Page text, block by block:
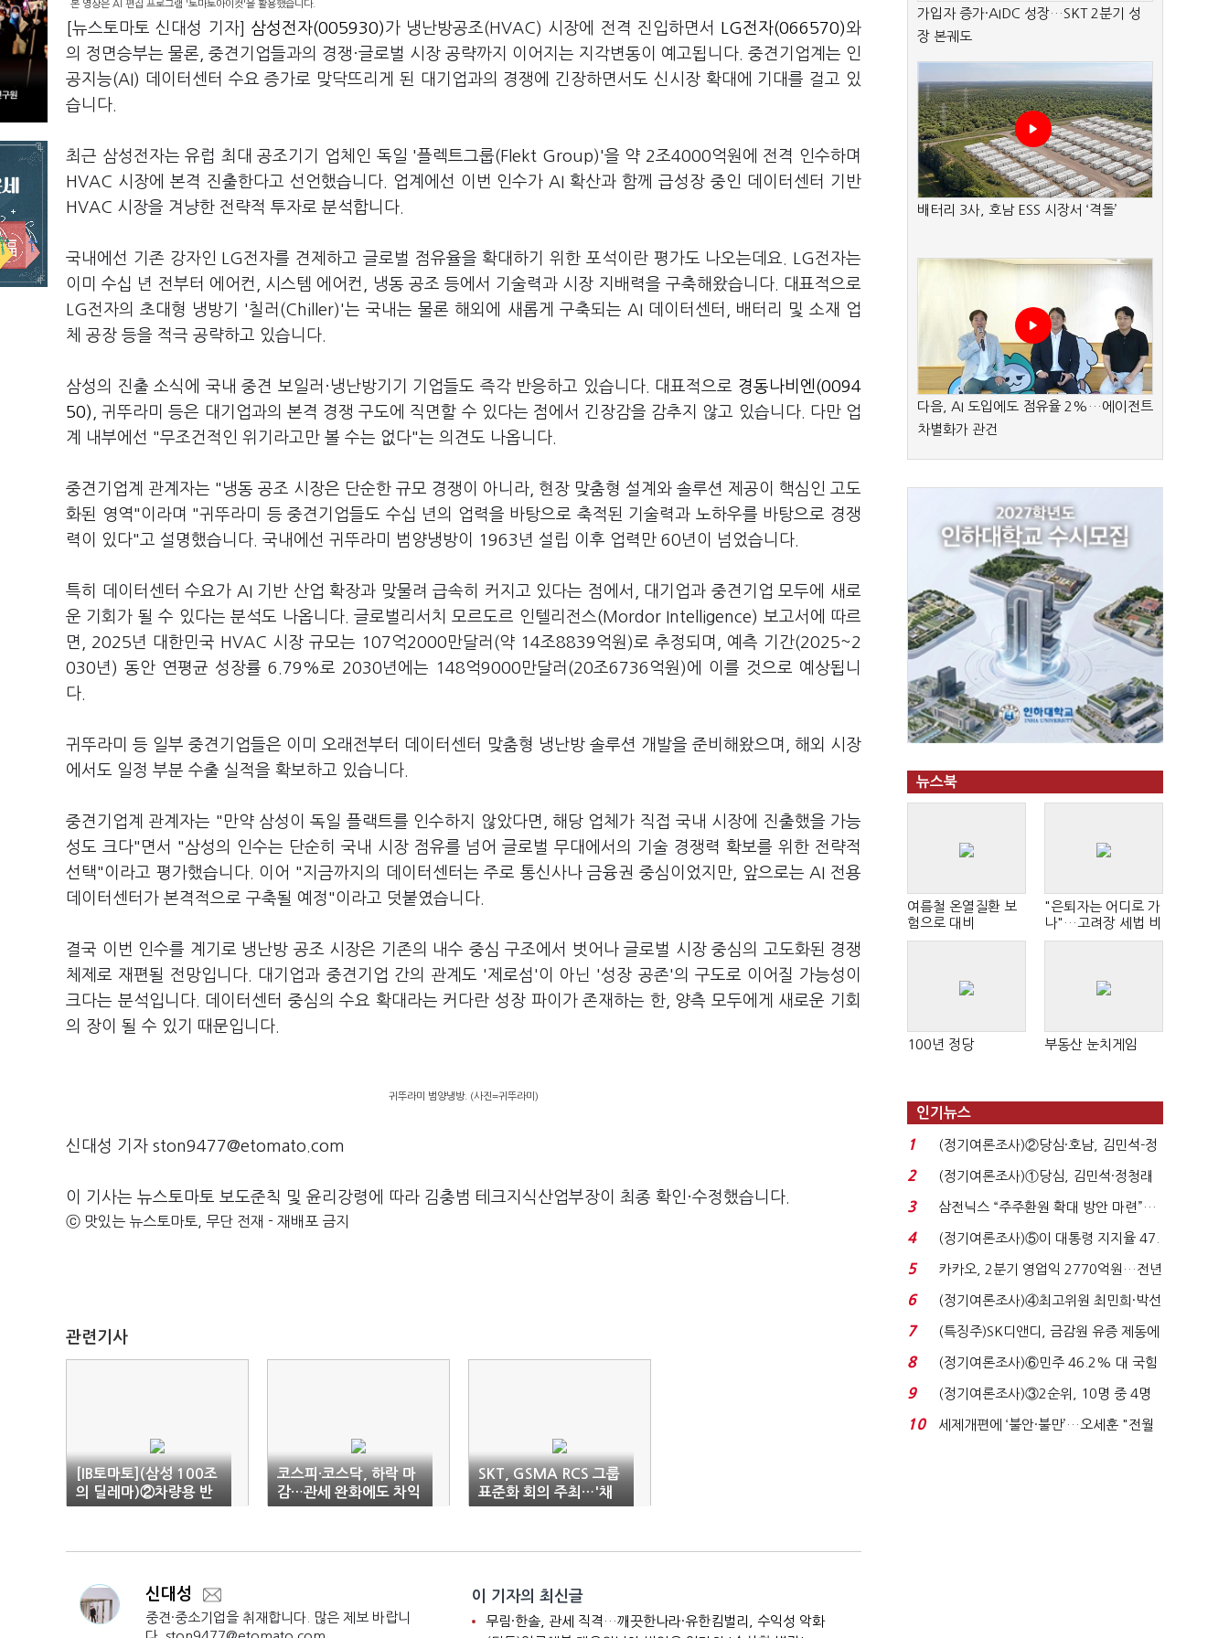
본 영상은 AI 편집 프로그램 '토마토아이컷'을 활용했습니다.
[뉴스토마토 신대성 기자] 삼성전자(005930)가 냉난방공조(HVAC) 시장에 전격 진입하면서 LG전자(066570)와
의 정면승부는 물론, 중견기업들과의 경쟁·글로벌 시장 공략까지 이어지는 지각변동이 예고됩니다. 중견기업계는 인
공지능(AI) 데이터센터 수요 증가로 맞닥뜨리게 된 대기업과의 경쟁에 긴장하면서도 신시장 확대에 기대를 걸고 있
습니다.
최근 삼성전자는 유럽 최대 공조기기 업체인 독일 '플렉트그룹(Flekt Group)'을 약 2조4000억원에 전격 인수하며
HVAC 시장에 본격 진출한다고 선언했습니다. 업계에선 이번 인수가 AI 확산과 함께 급성장 중인 데이터센터 기반
HVAC 시장을 겨냥한 전략적 투자로 분석합니다.
국내에선 기존 강자인 LG전자를 견제하고 글로벌 점유율을 확대하기 위한 포석이란 평가도 나오는데요. LG전자는
이미 수십 년 전부터 에어컨, 시스템 에어컨, 냉동 공조 등에서 기술력과 시장 지배력을 구축해왔습니다. 대표적으로
LG전자의 초대형 냉방기 '칠러(Chiller)'는 국내는 물론 해외에 새롭게 구축되는 AI 데이터센터, 배터리 및 소재 업
체 공장 등을 적극 공략하고 있습니다.
삼성의 진출 소식에 국내 중견 보일러·냉난방기기 기업들도 즉각 반응하고 있습니다. 대표적으로 경동나비엔(0094
50)
, 귀뚜라미 등은 대기업과의 본격 경쟁 구도에 직면할 수 있다는 점에서 긴장감을 감추지 않고 있습니다. 다만 업
계 내부에선 "무조건적인 위기라고만 볼 수는 없다"는 의견도 나옵니다.
중견기업계 관계자는 "냉동 공조 시장은 단순한 규모 경쟁이 아니라, 현장 맞춤형 설계와 솔루션 제공이 핵심인 고도
화된 영역"이라며 "귀뚜라미 등 중견기업들도 수십 년의 업력을 바탕으로 축적된 기술력과 노하우를 바탕으로 경쟁
력이 있다"고 설명했습니다. 국내에선 귀뚜라미 범양냉방이 1963년 설립 이후 업력만 60년이 넘었습니다.
특히 데이터센터 수요가 AI 기반 산업 확장과 맞물려 급속히 커지고 있다는 점에서, 대기업과 중견기업 모두에 새로
운 기회가 될 수 있다는 분석도 나옵니다. 글로벌리서치 모르도르 인텔리전스(Mordor Intelligence) 보고서에 따르
면, 2025년 대한민국 HVAC 시장 규모는 107억2000만달러(약 14조8839억원)로 추정되며, 예측 기간(2025~2
030년) 동안 연평균 성장률 6.79%로 2030년에는 148억9000만달러(20조6736억원)에 이를 것으로 예상됩니
다.
귀뚜라미 등 일부 중견기업들은 이미 오래전부터 데이터센터 맞춤형 냉난방 솔루션 개발을 준비해왔으며, 해외 시장
에서도 일정 부분 수출 실적을 확보하고 있습니다.
중견기업계 관계자는 "만약 삼성이 독일 플랙트를 인수하지 않았다면, 해당 업체가 직접 국내 시장에 진출했을 가능
성도 크다"면서 "삼성의 인수는 단순히 국내 시장 점유를 넘어 글로벌 무대에서의 기술 경쟁력 확보를 위한 전략적
선택"이라고 평가했습니다. 이어 "지금까지의 데이터센터는 주로 통신사나 금융권 중심이었지만, 앞으로는 AI 전용
데이터센터가 본격적으로 구축될 예정"이라고 덧붙였습니다.
결국 이번 인수를 계기로 냉난방 공조 시장은 기존의 내수 중심 구조에서 벗어나 글로벌 시장 중심의 고도화된 경쟁
체제로 재편될 전망입니다. 대기업과 중견기업 간의 관계도 '제로섬'이 아닌 '성장 공존'의 구도로 이어질 가능성이
크다는 분석입니다. 데이터센터 중심의 수요 확대라는 커다란 성장 파이가 존재하는 한, 양측 모두에게 새로운 기회
의 장이 될 수 있기 때문입니다.
귀뚜라미 범양냉방. (사진=귀뚜라미)
신대성 기자 ston9477@etomato.com
이 기사는 뉴스토마토 보도준칙 및 윤리강령에 따라 김충범 테크지식산업부장이 최종 확인·수정했습니다.
ⓒ 맛있는 뉴스토마토, 무단 전재 - 재배포 금지
관련기사
[IB토마토](삼성 100조
의 딜레마)②차량용 반
도체 M&A 수면 위로
코스피·코스닥, 하락 마
감…관세 완화에도 차익
실현 출회
SKT, GSMA RCS 그룹
표준화 회의 주최…'채
팅+' 노하우 공유
신대성
중견·중소기업을 취재합니다. 많은 제보 바랍니
이 기자의 최신글
무림·한솔, 관세 직격…깨끗한나라·유한킴벌리, 수익성 악화
가입자 증가·AIDC 성장…SKT 2분기 성
장 본궤도
배터리 3사, 호남 ESS 시장서 ‘격돌’
다음, AI 도입에도 점유율 2%…에이전트
차별화가 관건
뉴스북
여름철 온열질환 보
험으로 대비
"은퇴자는 어디로 가
나"…고려장 세법 비
판 확산
100년 정당 부동산 눈치게임
인기뉴스
1
(정기여론조사)②당심·호남, 김민석-정
청래 '초접전'...
2
(정기여론조사)①당심, 김민석·정청래
'초접전'…대통령 ...
3
삼전닉스 “주주환원 확대 방안 마련”…
로이터에 성명...
4
(정기여론조사)⑤이 대통령 지지율 47.
7%…일주일 만에 ...
5
카카오, 2분기 영업익 2770억원…전년
비 36% 증가...
6
(정기여론조사)④최고위원 최민희·박선
원 '양강'…서미...
7
(특징주)SK디앤디, 금감원 유증 제동에
장 초반 상한가...
8
(정기여론조사)⑥민주 46.2% 대 국힘
31.0%…오차범위 밖 ...
9
(정기여론조사)③2순위, 10명 중 4명
'송영길'…정청래 '한 ...
10
세제개편에 ‘불안·불만’…오세훈 "전월